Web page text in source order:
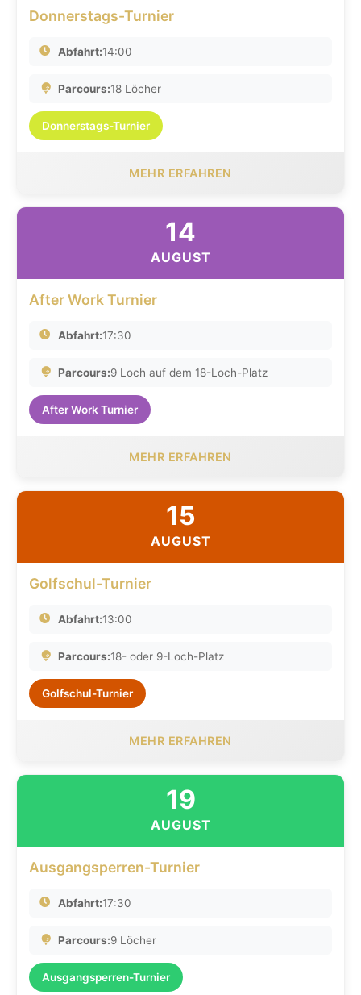
Donnerstags-Turnier
Abfahrt:14:00
Parcours:18 Löcher
Donnerstags-Turnier
MEHR ERFAHREN
14
AUGUST
After Work Turnier
Abfahrt:17:30
Parcours:9 Loch auf dem 18-Loch-Platz
After Work Turnier
MEHR ERFAHREN
15
AUGUST
Golfschul-Turnier
Abfahrt:13:00
Parcours:18- oder 9-Loch-Platz
Golfschul-Turnier
MEHR ERFAHREN
19
AUGUST
Ausgangsperren-Turnier
Abfahrt:17:30
Parcours:9 Löcher
Ausgangsperren-Turnier